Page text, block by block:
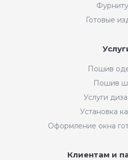
Готовые
Пошив
Пошив
Услуги
Установка
Оформление окна
Клиентам и